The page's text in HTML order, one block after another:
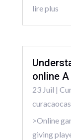
lire plus
online
23 Juil |
>Online
giving